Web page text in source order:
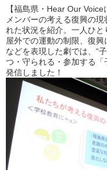
【福島県・Hear Our Voice
メンバーの考える復興の
れた状況を紹介。一人ひと
屋外での運動の制限、復
などを表現した劇では、“
つ・守られる・参加する
発信しました！